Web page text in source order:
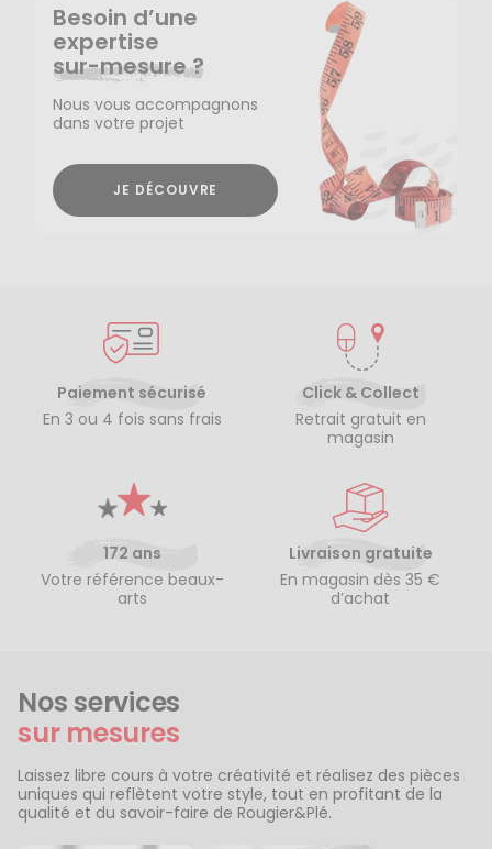
Besoin d’une
expertise
sur-mesure ?
Nous vous accompagnons
dans votre projet
JE DÉCOUVRE
Paiement sécurisé
En 3 ou 4 fois sans frais
Click & Collect
Retrait gratuit en
magasin
172 ans
Votre référence beaux-
arts
Livraison gratuite
En magasin dès 35 €
d’achat
Nos services
sur mesures
Laissez libre cours à votre créativité et réalisez des pièces
uniques qui reflètent votre style, tout en profitant de la
qualité et du savoir-faire de Rougier&Plé.